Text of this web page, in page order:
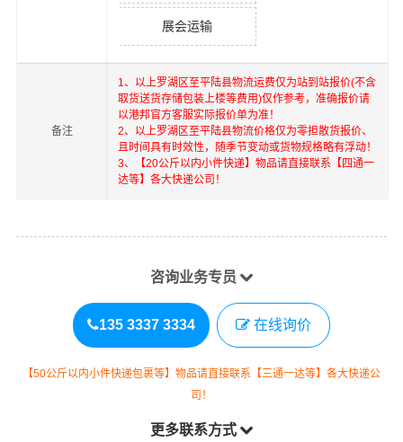
展会运输
备注
1、以上罗湖区 至平陆县物流运费仅为站到站报价(不含
取货送货存储包装上楼等费用)仅作参考，准确报价请
以港邦官方客服实际报价单为准！
2、以上罗湖区 至平陆县物流价格仅为零担散货报价、
且时间具有时效性，随季节变动或货物规格略有浮动！
3、【20公斤以内小件快递】物品请直接联系【四通一
达等】各大快递公司！
咨询业务专员
135 3337 3334 在线询价
【50公斤以内小件快递包裹等】物品请直接联系【三通一达等】各大快递公
司！
更多联系方式